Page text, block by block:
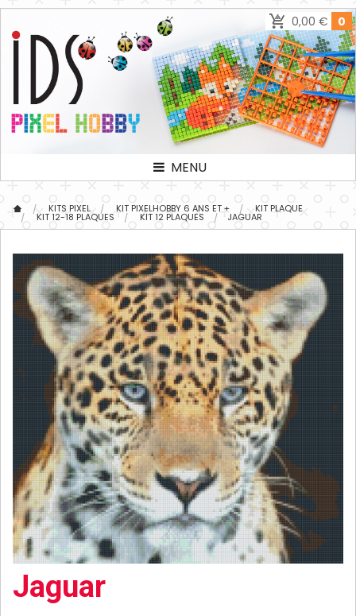
0,00 € 0
MENU
KITS PIXEL KIT PIXELHOBBY 6 ANS ET + KIT PLAQUE
KIT 12-18 PLAQUES KIT 12 PLAQUES JAGUAR
Jaguar